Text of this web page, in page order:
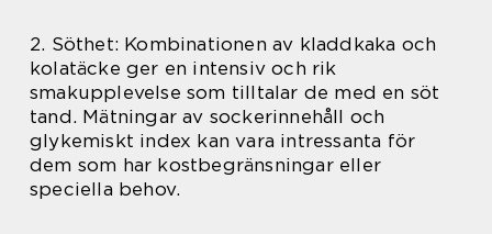
2. Söthet: Kombinationen av kladdkaka och
kolatäcke ger en intensiv och rik
smakupplevelse som tilltalar de med en söt
tand. Mätningar av sockerinnehåll och
glykemiskt index kan vara intressanta för
dem som har kostbegränsningar eller
speciella behov.